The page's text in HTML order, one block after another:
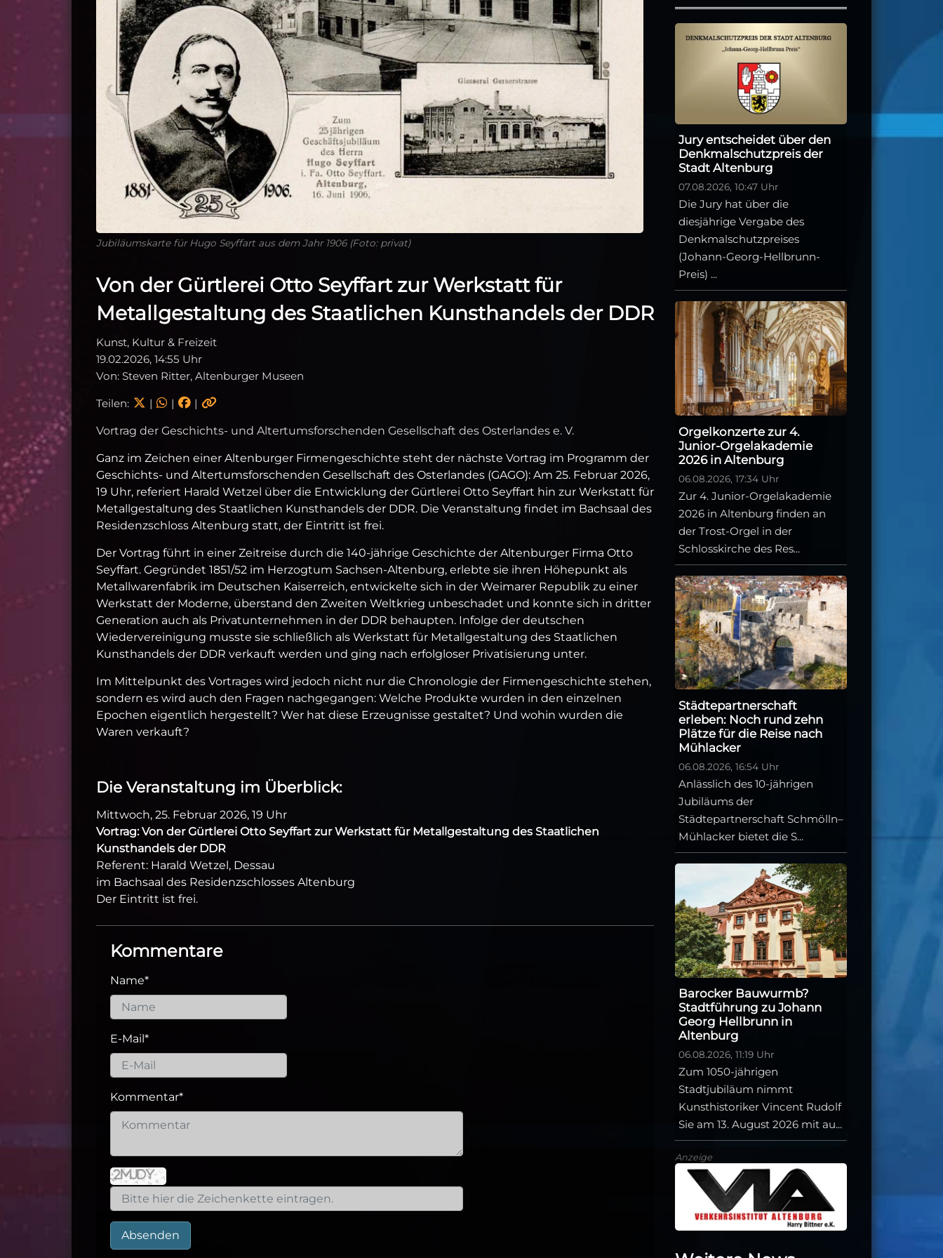
Jubiläumskarte für Hugo Seyffart aus dem Jahr 1906 (Foto: privat)
Von der Gürtlerei Otto Seyffart zur Werkstatt für
Metallgestaltung des Staatlichen Kunsthandels der DDR
Kunst, Kultur & Freizeit
19.02.2026, 14:55 Uhr
Von: Steven Ritter, Altenburger Museen
Teilen: | | |
Vortrag der Geschichts- und Altertumsforschenden Gesellschaft des Osterlandes e. V.
Ganz im Zeichen einer Altenburger Firmengeschichte steht der nächste Vortrag im Programm der
Geschichts- und Altertumsforschenden Gesellschaft des Osterlandes (GAGO): Am 25. Februar 2026,
19 Uhr, referiert Harald Wetzel über die Entwicklung der Gürtlerei Otto Seyffart hin zur Werkstatt für
Metallgestaltung des Staatlichen Kunsthandels der DDR. Die Veranstaltung findet im Bachsaal des
Residenzschloss Altenburg statt, der Eintritt ist frei.
Der Vortrag führt in einer Zeitreise durch die 140-jährige Geschichte der Altenburger Firma Otto
Seyffart. Gegründet 1851/52 im Herzogtum Sachsen-Altenburg, erlebte sie ihren Höhepunkt als
Metallwarenfabrik im Deutschen Kaiserreich, entwickelte sich in der Weimarer Republik zu einer
Werkstatt der Moderne, überstand den Zweiten Weltkrieg unbeschadet und konnte sich in dritter
Generation auch als Privatunternehmen in der DDR behaupten. Infolge der deutschen
Wiedervereinigung musste sie schließlich als Werkstatt für Metallgestaltung des Staatlichen
Kunsthandels der DDR verkauft werden und ging nach erfolgloser Privatisierung unter.
Im Mittelpunkt des Vortrages wird jedoch nicht nur die Chronologie der Firmengeschichte stehen,
sondern es wird auch den Fragen nachgegangen: Welche Produkte wurden in den einzelnen
Epochen eigentlich hergestellt? Wer hat diese Erzeugnisse gestaltet? Und wohin wurden die
Waren verkauft?
Die Veranstaltung im Überblick:
Mittwoch, 25. Februar 2026, 19 Uhr
Vortrag: Von der Gürtlerei Otto Seyffart zur Werkstatt für Metallgestaltung des Staatlichen
Kunsthandels der DDR
Referent: Harald Wetzel, Dessau
im Bachsaal des Residenzschlosses Altenburg
Der Eintritt ist frei.
Kommentare
Name*
E-Mail*
Kommentar*
Absenden
Jury entscheidet über den
Denkmalschutzpreis der
Stadt Altenburg
07.08.2026, 10:47 Uhr
Die Jury hat über die
diesjährige Vergabe des
Denkmalschutzpreises
(Johann-Georg-Hellbrunn-
Preis) ...
Orgelkonzerte zur 4.
Junior-Orgelakademie
2026 in Altenburg
06.08.2026, 17:34 Uhr
Zur 4. Junior-Orgelakademie
2026 in Altenburg finden an
der Trost-Orgel in der
Schlosskirche des Res...
Städtepartnerschaft
erleben: Noch rund zehn
Plätze für die Reise nach
Mühlacker
06.08.2026, 16:54 Uhr
Anlässlich des 10-jährigen
Jubiläums der
Städtepartnerschaft Schmölln–
Mühlacker bietet die S...
Barocker Bauwurmb?
Stadtführung zu Johann
Georg Hellbrunn in
Altenburg
06.08.2026, 11:19 Uhr
Zum 1050-jährigen
Stadtjubiläum nimmt
Kunsthistoriker Vincent Rudolf
Sie am 13. August 2026 mit au...
Anzeige